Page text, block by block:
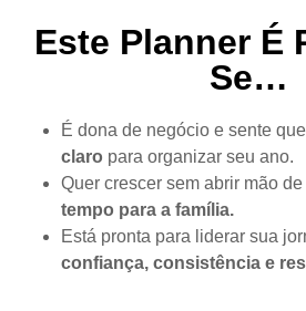
Este Planner É
Se…
É dona de negócio e sente
claro para organizar seu ano.
Quer crescer sem abrir mão de
tempo para a família.
Está pronta para liderar sua
confiança, consistência e